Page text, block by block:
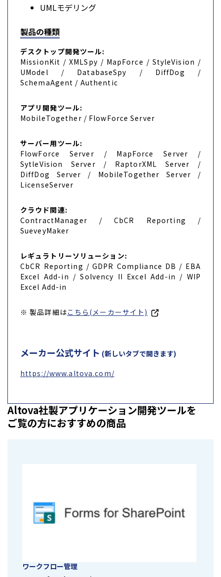
UMLモデリング
製品の種類
デスクトップ開発ツール:
MissionKit / XMLSpy / MapForce / StyleVision /
UModel / DatabaseSpy / DiffDog /
SchemaAgent / Authentic
アプリ開発ツール:
MobileTogether / FlowForce Server
サーバー用ツール:
FlowForce Server / MapForce Server /
SytleVision Server / RaptorXML Server /
DiffDog Server / MobileTogether Server /
LicenseServer
クラウド関連:
ContractManager / CbCR Reporting /
SueveyMaker
レギュラトリーソリューション:
CbCR Reporting / GDPR Compliance DB / EBA
Excel Add-in / Solvency II Excel Add-in / WIP
Excel Add-in
※ 製品詳細はこちら(メーカーサイト)
メーカー公式サイト (新しいタブで開きます)
https://www.altova.com/
Altova社製アプリケーション開発ツールを
ご覧の方におすすめの商品
ワークフロー管理